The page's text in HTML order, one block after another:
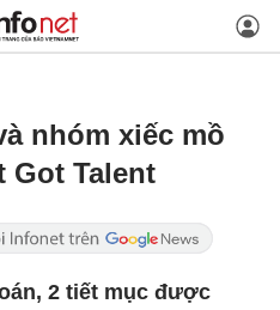
nhóm xiếc mồ
Got Talent
2 tiết mục được